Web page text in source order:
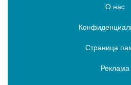
О нас
Страница
Реклама